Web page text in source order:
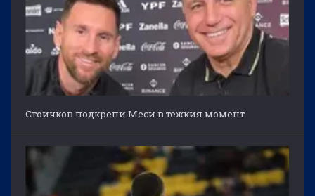
Стоичков подкрепи Меси в тежкия момент